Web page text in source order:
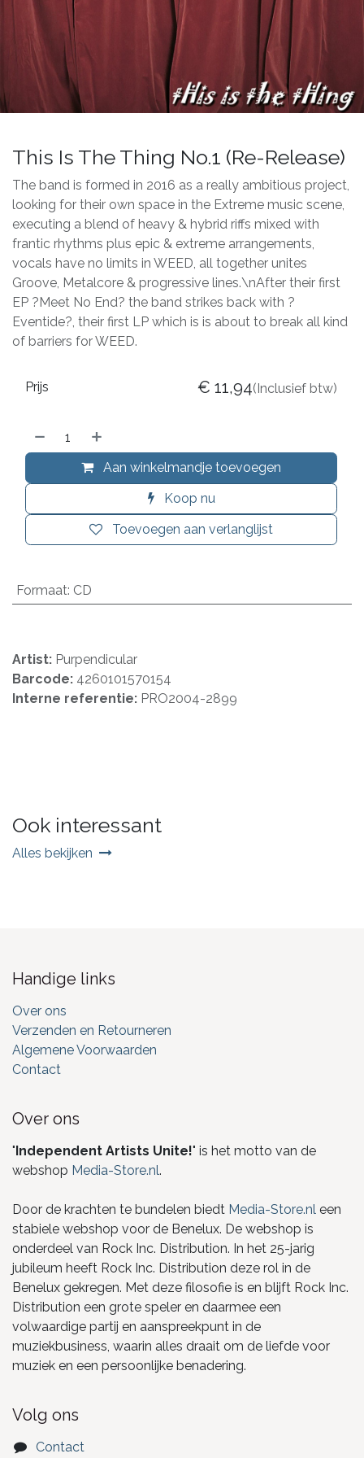
This Is The Thing No.1 (Re-Release)
The band is formed in 2016 as a really ambitious project,
looking for their own space in the Extreme music scene,
executing a blend of heavy & hybrid riffs mixed with
frantic rhythms plus epic & extreme arrangements,
vocals have no limits in WEED, all together unites
Groove, Metalcore & progressive lines.\nAfter their first
EP ?Meet No End? the band strikes back with ?
Eventide?, their first LP which is is about to break all kind
of barriers for WEED.
Aan winkelmandje toevoegen
Koop nu
Toevoegen aan verlanglijst
Prijs € 11,94(Inclusief btw)
Formaat: CD
Artist: Purpendicular
Barcode: 4260101570154
Interne referentie: PRO2004-2899
Ook interessant
Alles bekijken
Handige links
Over ons
Verzenden en Retourneren
Algemene Voorwaarden
Contact
Over ons
"Independent Artists Unite!" is het motto van de
webshop Media-Store.nl.
Door de krachten te bundelen biedt Media-Store.nl een
stabiele webshop voor de Benelux. De webshop is
onderdeel van Rock Inc. Distribution. In het 25-jarig
jubileum heeft Rock Inc. Distribution deze rol in de
Benelux gekregen. Met deze filosofie is en blijft Rock Inc.
Distribution een grote speler en daarmee een
volwaardige partij en aanspreekpunt in de
muziekbusiness, waarin alles draait om de liefde voor
muziek en een persoonlijke benadering.
Volg ons
Contact